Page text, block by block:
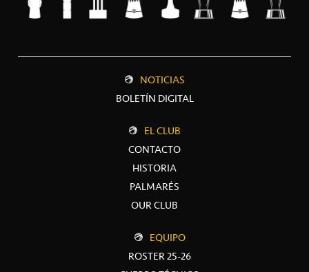
NOTICIAS
BOLETÍN DIGITAL
EL CLUB
CONTACTO
HISTORIA
PALMARÉS
OUR CLUB
EQUIPO
ROSTER 25-26